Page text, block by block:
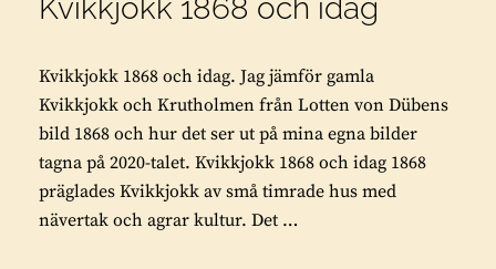
Kvikkjokk 1868 och idag
Kvikkjokk 1868 och idag. Jag jämför gamla
Kvikkjokk och Krutholmen från Lotten von Dübens
bild 1868 och hur det ser ut på mina egna bilder
tagna på 2020-talet. Kvikkjokk 1868 och idag 1868
präglades Kvikkjokk av små timrade hus med
nävertak och agrar kultur. Det …